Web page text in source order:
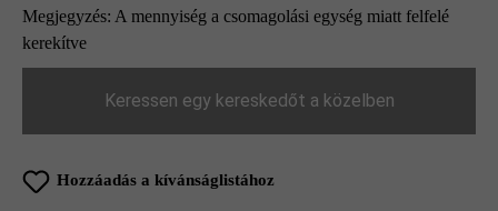
Megjegyzés: A mennyiség a csomagolási egység miatt felfelé
kerekítve
Keressen egy kereskedőt a közelben
Hozzáadás a kívánságlistához